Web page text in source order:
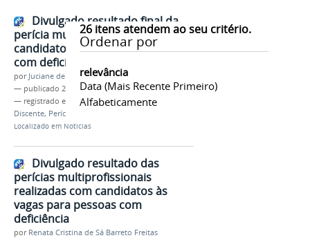
26itens atendem ao seu critério.
Ordenar por
relevância
Data (mais Recente Primeiro)
Alfabeticamente
Divulgado resultado final da
perícia multiprofissional dos
candidatos às vagas para pessoas
com deficiência no Sisu 2022
por Juciane de Jesus Aleixo
— publicado 26/04/2022
— registrado em:
Sisu 2022,PS-ICG 2022
Discente, Perícia Multiprofissional
Localizado em Notícias
Divulgado resultado das
perícias multiprofissionais
realizadas com candidatos às
vagas para pessoas com
deficiência
por Renata Cristina de Sá Barreto Freitas